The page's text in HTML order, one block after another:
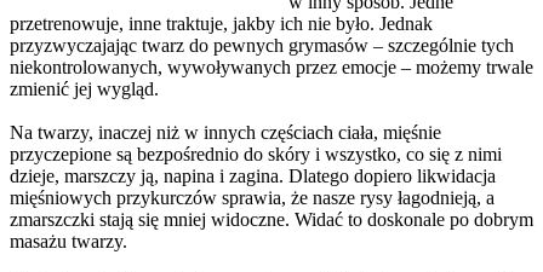
przetrenowuje, inne traktuje, jakby ich nie było. Jednak
przyzwyczajając twarz do pewnych grymasów – szczególnie tych
niekontrolowanych, wywoływanych przez emocje – możemy trwale
zmienić jej wygląd.
Na twarzy, inaczej niż w innych częściach ciała, mięśnie
przyczepione są bezpośrednio do skóry i wszystko, co się z nimi
dzieje, marszczy ją, napina i zagina. Dlatego dopiero likwidacja
mięśniowych przykurczów sprawia, że nasze rysy łagodnieją, a
zmarszczki stają się mniej widoczne. Widać to doskonale po dobrym
masażu twarzy.